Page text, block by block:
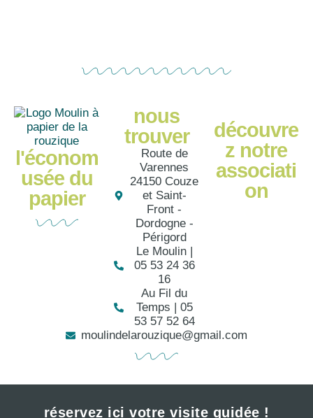
l'économ
usée du
papier
nous
trouver
Route de
Varennes
24150 Couze
et Saint-
Front -
Dordogne -
Périgord
Le Moulin |
05 53 24 36
16
Au Fil du
Temps | 05
53 57 52 64
moulindelarouzique@gmail.com
découvre
z notre
associati
on
réservez ici votre visite guidée !